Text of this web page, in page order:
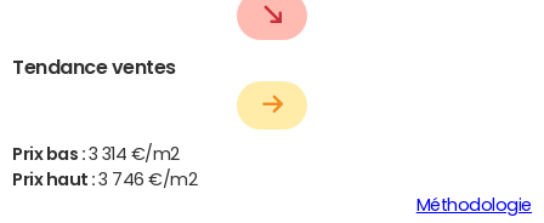
Tendance ventes
Prix bas : 3 314 €/m2
Prix haut :3 746 €/m2
Méthodologie